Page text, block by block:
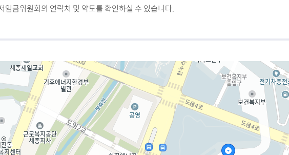
임금위원회의 연락처 및 약도를 확인하실 수 있습니다.